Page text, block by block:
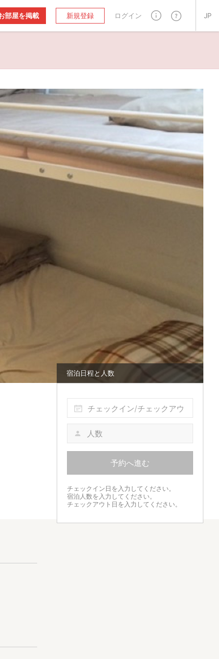
部屋を掲載 新規登録 ログイン JP
宿泊日程と人数
チェックイン/チェックアウ
ト
予約へ進む
チェックイン日を入力してください。
宿泊人数を入力してください。
チェックアウト日を入力してください。